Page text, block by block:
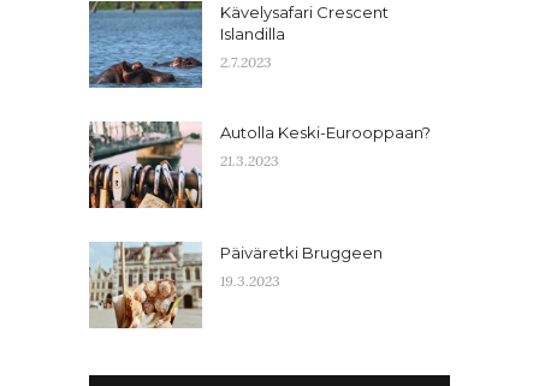
Kävelysafari Crescent
Islandilla
2.7.2023
Autolla Keski-Eurooppaan?
21.3.2023
Päiväretki Bruggeen
19.3.2023